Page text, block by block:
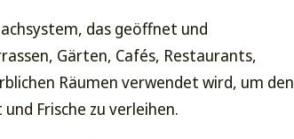
das geöffnet und
Gärten, Cafés, Restaurants,
Räumen verwendet wird, um den
Frische zu verleihen.